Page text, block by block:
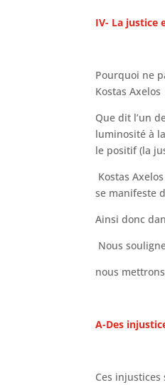
IV- La justice
Pourquoi ne
Kostas
Que dit l’un
luminosité à
le positif (la
Kostas
se manifeste
Ainsi donc
Nous
nous
A-Des
Ces